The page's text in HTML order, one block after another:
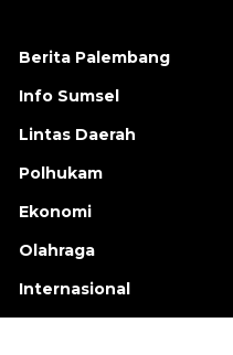
Berita Palembang
Info Sumsel
Lintas Daerah
Polhukam
Ekonomi
Olahraga
Internasional